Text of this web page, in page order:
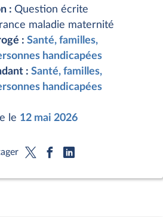
: Question écrite
maladie maternité
: Santé, familles,
handicapées
: Santé, familles,
handicapées
le 12 mai 2026